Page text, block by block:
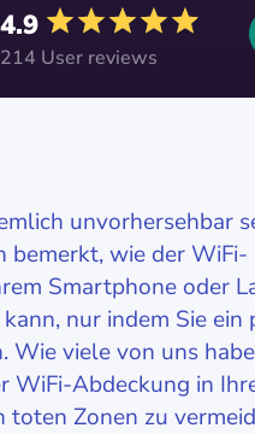
4.9
214 User reviews
unvorhersehbar
bemerkt, wie der WiFi-
Smartphone oder
nur indem Sie ein
Wie viele von uns
WiFi-Abdeckung in
toten Zonen zu